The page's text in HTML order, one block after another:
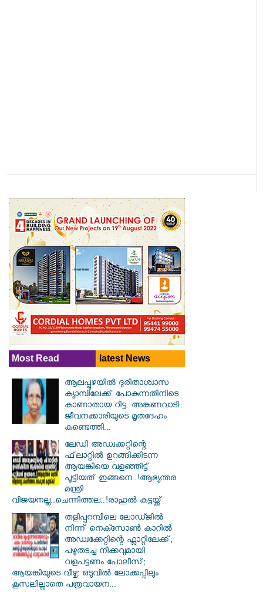
Most Read latest News
ആലപ്പുഴയിൽ ​ദുരിതാശ്വാസ
ക്യാമ്പിലേക്ക് പോകുന്നതിനിടെ
കാണാതായ റിട്ട. അങ്കണവാടി
ജീവനക്കാരിയുടെ മൃതദേഹം
കണ്ടെത്തി...
ലേഡി അഡ്വക്കറ്റിന്റെ
ഫ്‌ലാറ്റിൽ ഉറങ്ങിക്കിടന്ന
ആയങ്കിയെ വളഞ്ഞിട്ട്
പൂട്ടിയത് ഇങ്ങനെ..!ആഭ്യന്തര
മന്ത്രി
വിജയനല്ല..ചെന്നിത്തല..!രാഹുൽ കട്ടയ്ക്ക്
തളിപ്പറമ്പിലെ ലോഡ്ജിൽ
നിന്ന് നെക്സോൺ കാറിൽ
അഡ്വക്കേറ്റിന്റെ ഫ്ലാറ്റിലേക്ക്;
പഴുതടച്ച നീക്കവുമായി
വളപട്ടണം പോലീസ്;
ആയങ്കിയുടെ വീഴ്ച: ഒടുവിൽ ലോക്കപ്പിലും
കൂസലില്ലാതെ പത്രവായന...